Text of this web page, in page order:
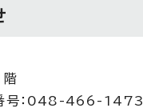
号：048-466-1473